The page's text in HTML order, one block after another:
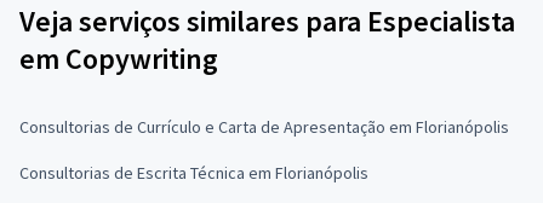
Veja serviços similares para Especialista
em Copywriting
Consultorias de Currículo e Carta de Apresentação em Florianópolis
Consultorias de Escrita Técnica em Florianópolis